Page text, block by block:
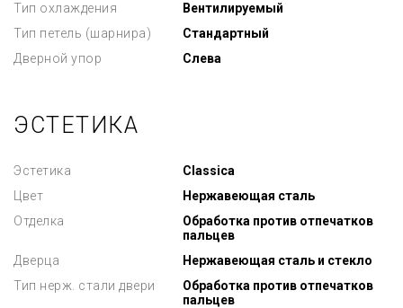
Тип охлаждения
Вентилируемый
Тип петель (шарнира)
Стандартный
Дверной упор
Слева
ЭСТЕТИКА
Эстетика
Classica
Цвет
Нержавеющая сталь
Отделка
Обработка против отпечатков
пальцев
Дверца
Нержавеющая сталь и стекло
Тип нерж. стали двери
Обработка против отпечатков
пальцев